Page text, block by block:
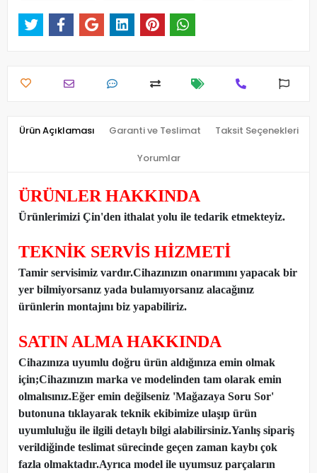
Ürün Açıklaması Garanti ve Teslimat Taksit Seçenekleri
Yorumlar
ÜRÜNLER HAKKINDA
Ürünlerimizi Çin'den ithalat yolu ile tedarik etmekteyiz.
TEKNİK SERVİS HİZMETİ
Tamir servisimiz vardır.Cihazınızın onarımını yapacak bir
yer bilmiyorsanız yada bulamıyorsanız alacağınız
ürünlerin montajını biz yapabiliriz.
SATIN ALMA HAKKINDA
Cihazınıza uyumlu doğru ürün aldığınıza emin olmak
için;Cihazınızın marka ve modelinden tam olarak emin
olmalısınız.Eğer emin değilseniz 'Mağazaya Soru Sor'
butonuna tıklayarak teknik ekibimize ulaşıp ürün
uyumluluğu ile ilgili detaylı bilgi alabilirsiniz.Yanlış sipariş
verildiğinde teslimat sürecinde geçen zaman kaybı çok
fazla olmaktadır.Ayrıca model ile uyumsuz parçaların